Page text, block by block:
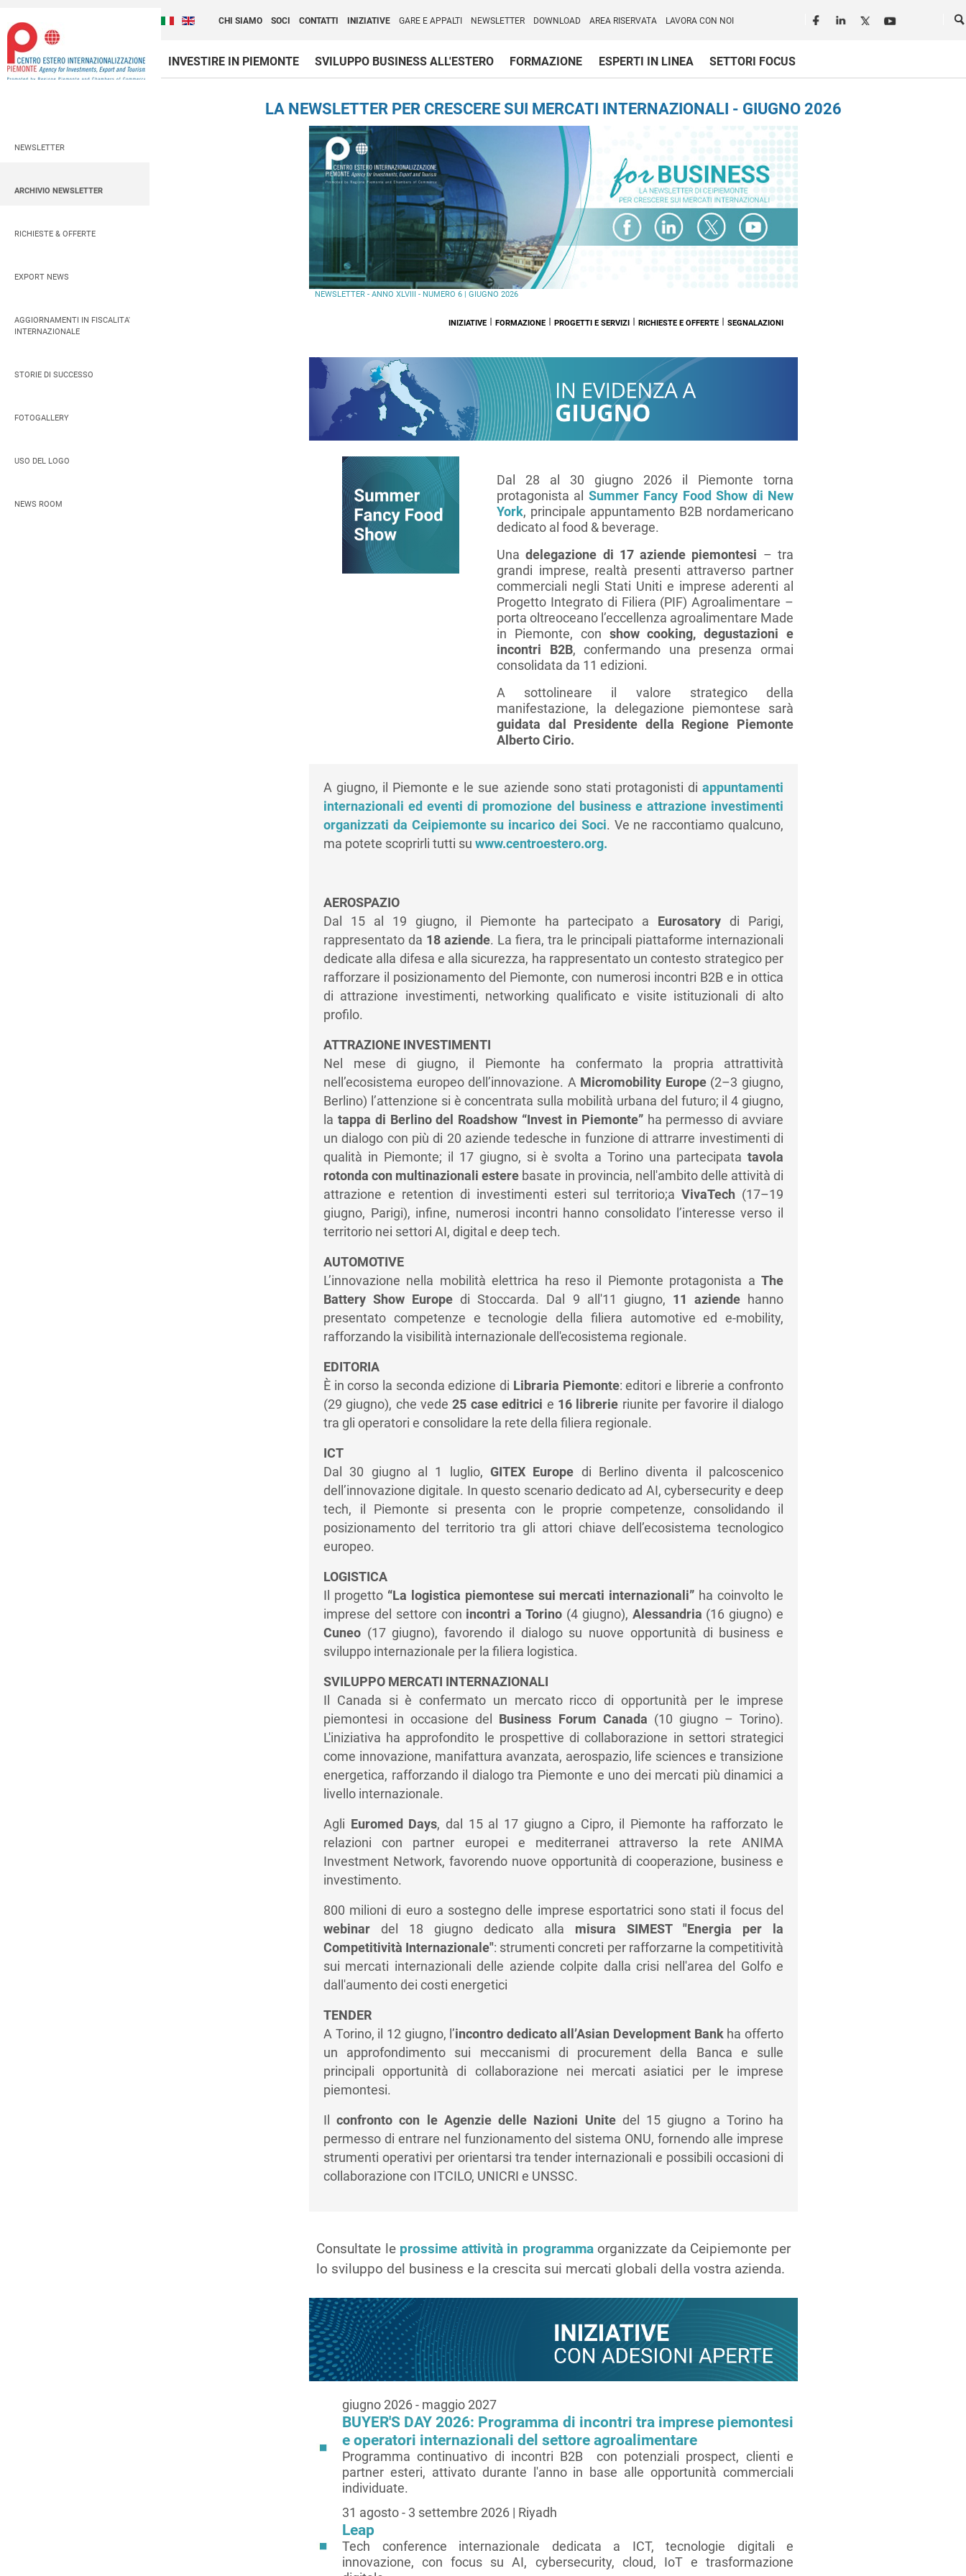
Italiano (Italia)
English (United Kingdom)
CHI SIAMO SOCI CONTATTI INIZIATIVE GARE E APPALTI NEWSLETTER DOWNLOAD AREA RISERVATA LAVORA CON NOI Seguici in rete
INVESTIRE IN PIEMONTE SVILUPPO BUSINESS ALL'ESTERO FORMAZIONE ESPERTI IN LINEA
SETTORI FOCUS
LA NEWSLETTER PER CRESCERE SUI MERCATI INTERNAZIONALI - GIUGNO 2026
NEWSLETTER - ANNO XLVIII - NUMERO 6 | GIUGNO 2026
INIZIATIVE I FORMAZIONE I PROGETTI E SERVIZI I RICHIESTE E OFFERTE I SEGNALAZIONI
Dal 28 al 30 giugno 2026 il Piemonte torna
protagonista al Summer Fancy Food Show di New
York, principale appuntamento B2B nordamericano
dedicato al food & beverage.
Unadelegazione di 17 aziende piemontesi – tra
grandi imprese, realtà presenti attraverso partner
commerciali negli Stati Uniti e imprese aderenti al
Progetto Integrato di Filiera (PIF) Agroalimentare –
porta oltreoceano l’eccellenza agroalimentare Made
in Piemonte, con show cooking, degustazioni e
incontri B2B, confermando una presenza ormai
consolidata da 11 edizioni.
A sottolineare il valore strategico della
manifestazione, la delegazione piemontese sarà
guidata dal Presidente della Regione Piemonte
Alberto Cirio.
A giugno, il Piemonte e le sue aziende sono stati protagonisti di appuntamenti
internazionali ed eventi di promozione del business e attrazione investimenti
organizzati da Ceipiemonte su incarico dei Soci. Ve ne raccontiamo qualcuno,
ma potete scoprirli tutti su www.centroestero.org.
AEROSPAZIO
Dal 15 al 19 giugno, il Piemonte ha partecipato a
Eurosatorydi Parigi,
rappresentato da 18 aziende. La fiera, tra le principali piattaforme internazionali
dedicate alla difesa e alla sicurezza, ha rappresentato un contesto strategico per
rafforzare il posizionamento del Piemonte, con numerosi incontri B2B e in ottica
di attrazione investimenti, networking qualificato e visite istituzionali di alto
profilo.
ATTRAZIONE INVESTIMENTI
Nel mese di giugno, il Piemonte ha confermato la propria attrattività
nell’ecosistema europeo dell’innovazione. A Micromobility Europe(2–3 giugno,
Berlino) l’attenzione si è concentrata sulla mobilità urbana del futuro; il 4 giugno,
la tappa di Berlino del Roadshow “Invest in Piemonte”ha permesso di avviare
un dialogo con più di 20 aziende tedesche in funzione di attrarre investimenti di
qualità in Piemonte; il 17 giugno, si è svolta a Torino una partecipata tavola
rotonda con multinazionali estere basate in provincia, nell'ambito delle attività di
attrazione e retention di investimenti esteri sul territorio;a VivaTech (17–19
giugno, Parigi), infine, numerosi incontri hanno consolidato l’interesse verso il
territorio nei settori AI, digital e deep tech.
AUTOMOTIVE
L’innovazione nella mobilità elettrica ha reso il Piemonte protagonista a The
Battery Show Europe di Stoccarda. Dal 9 all'11 giugno, 11 aziendehanno
presentato competenze e tecnologie della filiera automotive ed e-mobility,
rafforzando la visibilità internazionale dell'ecosistema regionale.
EDITORIA
È in corso la seconda edizione di Libraria Piemonte: editori e librerie a confronto
(29 giugno), che vede25 case editrici e 16 librerie riunite per favorire il dialogo
tra gli operatori e consolidare la rete della filiera regionale.
ICT
Dal 30 giugno al 1 luglio, GITEX Europe di Berlino diventa il palcoscenico
dell’innovazione digitale. In questo scenario dedicato ad AI, cybersecurity e deep
tech, il Piemonte si presenta con le proprie competenze, consolidando il
posizionamento del territorio tra gli attori chiave dell’ecosistema tecnologico
europeo.
LOGISTICA
Il progetto “La logistica piemontese sui mercati internazionali” ha coinvolto le
imprese del settore con incontri a Torino (4 giugno), Alessandria (16 giugno) e
Cuneo (17 giugno), favorendo il dialogo su nuove opportunità di business e
sviluppo internazionale per la filiera logistica.
SVILUPPO MERCATI INTERNAZIONALI
Il Canada si è confermato un mercato ricco di opportunità per le imprese
piemontesi in occasione del
Business Forum Canada (10 giugno – Torino).
L'iniziativa ha approfondito le prospettive di collaborazione in settori strategici
come innovazione, manifattura avanzata, aerospazio, life sciences e transizione
energetica, rafforzando il dialogo tra Piemonte e uno dei mercati più dinamici a
livello internazionale.
Agli Euromed Days, dal 15 al 17 giugno a Cipro, il Piemonte ha rafforzato le
relazioni con partner europei e mediterranei attraverso la rete ANIMA
Investment Network, favorendo nuove opportunità di cooperazione, business e
investimento.
800 milioni di euro a sostegno delle imprese esportatrici sono stati il focus del
webinar del 18 giugno dedicato alla misura SIMEST "Energia per la
Competitività Internazionale": strumenti concreti per rafforzarne la competitività
sui mercati internazionali delle aziende colpite dalla crisi nell'area del Golfo e
dall'aumento dei costi energetici
TENDER
A Torino, il 12 giugno, l’incontro dedicato all’Asian Development Bankha offerto
un approfondimento sui meccanismi di procurement della Banca e sulle
principali opportunità di collaborazione nei mercati asiatici per le imprese
piemontesi.
Ilconfronto con le Agenzie delle Nazioni Unitedel 15 giugno a Torino ha
permesso di entrare nel funzionamento del sistema ONU, fornendo alle imprese
strumenti operativi per orientarsi tra tender internazionali e possibili occasioni di
collaborazione con ITCILO, UNICRI e UNSSC.
Consultate le prossime attività in programmaorganizzate da Ceipiemonte per
lo sviluppo del business e la crescita sui mercati globali della vostra azienda.
giugno 2026 - maggio 2027
BUYER'S DAY 2026: Programma di incontri tra imprese piemontesi
e operatori internazionali del settore agroalimentare
Programma continuativo di incontri B2B con potenziali prospect, clienti e
partner esteri, attivato durante l'anno in base alle opportunità commerciali
individuate.
31 agosto - 3 settembre 2026 | Riyadh
Leap
Tech conference internazionale dedicata a ICT, tecnologie digitali e
innovazione, con focus su AI, cybersecurity, cloud, IoT e trasformazione
NEWSLETTER
ARCHIVIO NEWSLETTER
RICHIESTE & OFFERTE
EXPORT NEWS
AGGIORNAMENTI IN FISCALITA'
INTERNAZIONALE
STORIE DI SUCCESSO
FOTOGALLERY
USO DEL LOGO
NEWS ROOM